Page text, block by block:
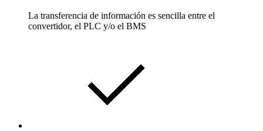
La transferencia de información es sencilla entre el
convertidor, el PLC y/o el BMS